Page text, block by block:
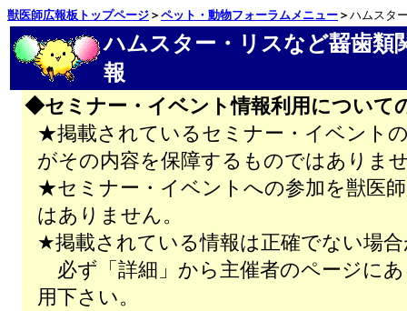
獣医師広報板トップページ ＞ ペット・動物フォーラムメニュー ＞ ハムスタ
ハムスター・リスなど齧歯類
報
◆セミナー・イベント情報利用について
★掲載されているセミナー・イベント
がその内容を保障するものではありま
★セミナー・イベントへの参加を獣医
はありません。
★掲載されている情報は正確でない場
必ず「詳細」から主催者のページに
用下さい。